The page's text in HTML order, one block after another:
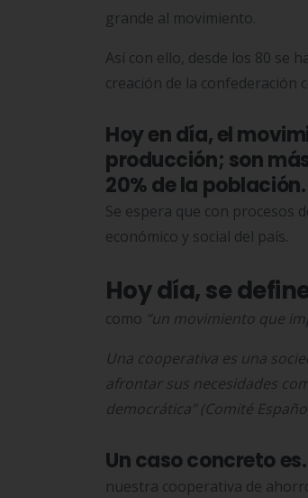
grande al movimiento.
Así con ello, desde los 80 se
creación de la confederación
Hoy en día, el
producción; son
20% de la población.
Se espera que con procesos
económico y social del país.
Hoy día, se
como “un movimiento que
Una cooperativa es una
afrontar sus necesidades
democrática” (Comité
Un caso concreto
nuestra cooperativa de